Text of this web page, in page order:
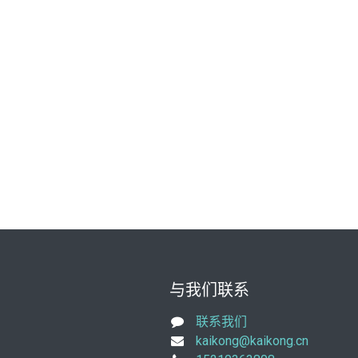
与我们联系
联系我们
kaikong@kaikong.cn